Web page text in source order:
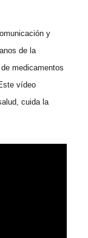
y
de la
medicamentos
vídeo
cuida la